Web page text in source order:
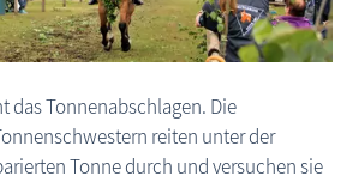
das Tonnenabschlagen. Die
reiten unter der
Tonne durch und versuchen sie